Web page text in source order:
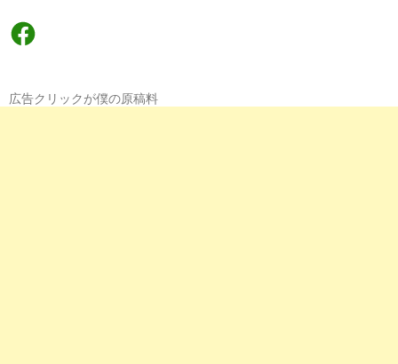
Facebook
広告クリックが僕の原稿料